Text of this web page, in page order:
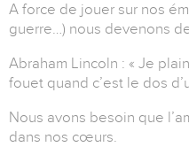
A force de jouer sur nos
guerre…) nous devenons
Abraham Lincoln : « Je
fouet quand c’est le dos
Nous avons besoin que
dans nos cœurs.